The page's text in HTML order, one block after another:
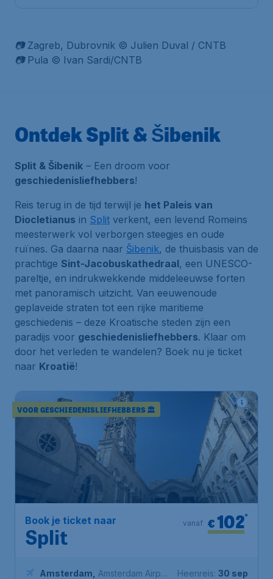
📷 Zagreb, Dubrovnik © Julien Duval / CNTB
📷 Pula © Ivan Sardi/CNTB
Ontdek Split & Šibenik
Split & Šibenik – Een droom voor
geschiedenisliefhebbers!
Reis terug in de tijd terwijl je het Paleis van
Diocletianus in Split verkent, een levend Romeins
meesterwerk vol verborgen steegjes en oude
ruïnes. Ga daarna naar Šibenik, de thuisbasis van de
prachtige Sint-Jacobuskathedraal, een UNESCO-
pareltje, en indrukwekkende middeleeuwse forten
met panoramisch uitzicht. Van eeuwenoude
geplaveide straten tot een rijke maritieme
geschiedenis – deze Kroatische steden zijn een
paradijs voor geschiedenisliefhebbers. Klaar om
door het verleden te wandelen? Boek nu je ticket
naar Kroatië!
VOOR GESCHIEDENISLIEFHEBBERS 🏛️
Book je ticket naar
Split
€102*
vanaf
Amsterdam
Amsterdam Airport
Heenreis: 30 sep